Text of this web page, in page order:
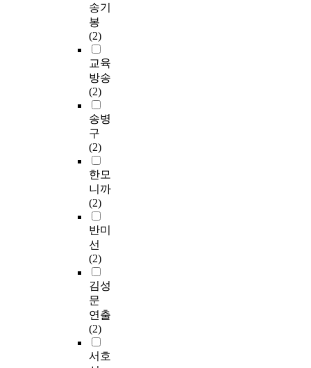
송기
봉
(2)
교육
방송
(2)
송병
구
(2)
한모
니까
(2)
반미
선
(2)
김성
문
연출
(2)
서호